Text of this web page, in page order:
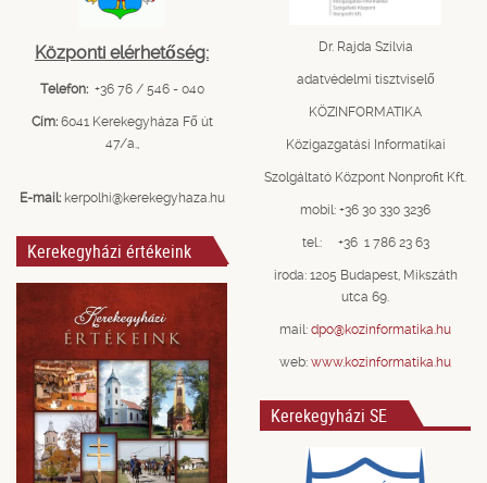
Központi elérhetőség:
Telefon: +36 76 / 546 - 040
Cím: 6041 Kerekegyháza Fő út
47/a.,
E-mail: kerpolhi@kerekegyhaza.hu
Kerekegyházi értékeink
Dr. Rajda Szilvia
adatvédelmi tisztviselő
KÖZINFORMATIKA
Közigazgatási Informatikai
Szolgáltató Központ Nonprofit Kft.
mobil: +36 30 330 3236
tel.: +36 1 786 23 63
iroda: 1205 Budapest, Mikszáth
utca 69.
mail: dpo@kozinformatika.hu
web: www.kozinformatika.hu
Kerekegyházi SE